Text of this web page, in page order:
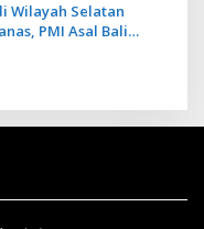
Wilayah Selatan
PMI Asal Bali